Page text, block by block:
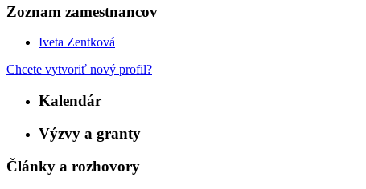
Zoznam zamestnancov
Iveta Zentková
Chcete vytvoriť nový profil?
Kalendár
Výzvy a granty
Články a rozhovory